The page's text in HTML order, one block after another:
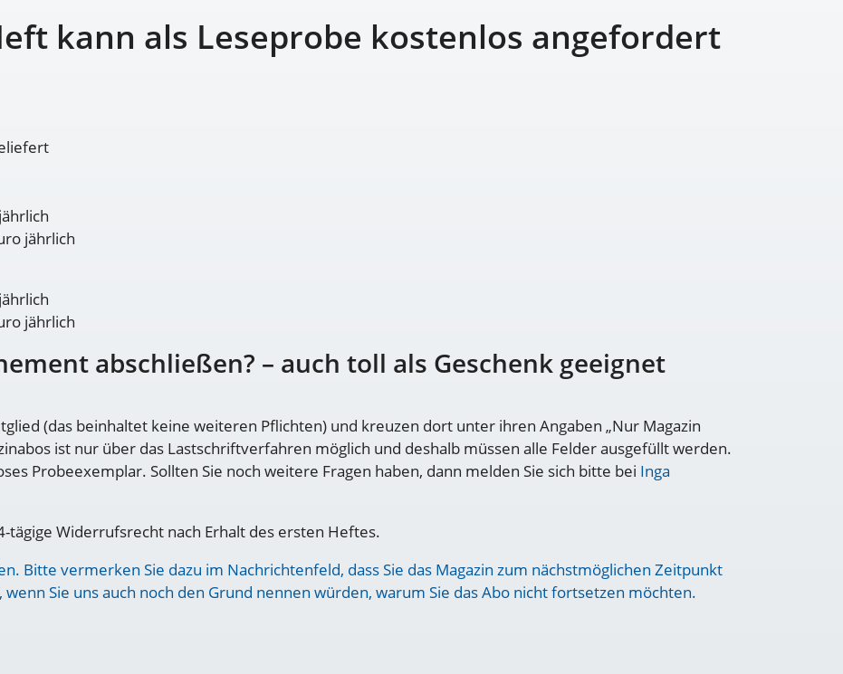
kann als Leseprobe kostenlos angefordert
jährlich
jährlich
abschließen? – auch toll als Geschenk geeignet
(das beinhaltet keine weiteren Pflichten) und kreuzen dort unter ihren Angaben „Nur Magazin
ist nur über das Lastschriftverfahren möglich und deshalb müssen alle Felder ausgefüllt werden.
Probeexemplar. Sollten Sie noch weitere Fragen haben, dann melden Sie sich bitte bei Inga
tägige Widerrufsrecht nach Erhalt des ersten Heftes.
Bitte vermerken Sie dazu im Nachrichtenfeld, dass Sie das Magazin zum nächstmöglichen Zeitpunkt
Sie uns auch noch den Grund nennen würden, warum Sie das Abo nicht fortsetzen möchten.